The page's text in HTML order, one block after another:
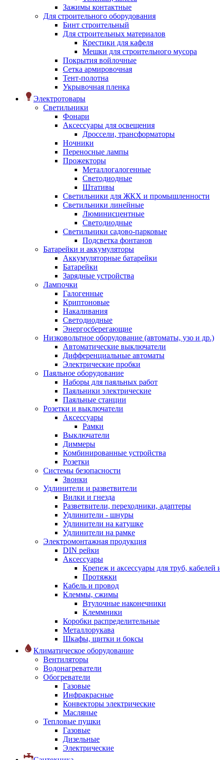
Зажимы контактные
Для строительного оборудования
Бинт строительный
Для строительных материалов
Крестики для кафеля
Мешки для строительного мусора
Покрытия войлочные
Сетка армировочная
Тент-полотна
Укрывочная пленка
Электротовары
Светильники
Фонари
Аксессуары для освещения
Дроссели, трансформаторы
Ночники
Переносные лампы
Прожекторы
Металлогалогенные
Светодиодные
Штативы
Светильники для ЖКХ и промышленности
Светильники линейные
Люминисцентные
Светодиодные
Светильники садово-парковые
Подсветка фонтанов
Батарейки и аккумуляторы
Аккумуляторные батарейки
Батарейки
Зарядные устройства
Лампочки
Галогенные
Криптоновые
Накаливания
Светодиодные
Энергосберегающие
Низковольтное оборудование (автоматы, узо и др.)
Автоматические выключатели
Дифференциальные автоматы
Электрические пробки
Паяльное оборудование
Наборы для паяльных работ
Паяльники электрические
Паяльные станции
Розетки и выключатели
Аксессуары
Рамки
Выключатели
Диммеры
Комбинированные устройства
Розетки
Системы безопасности
Звонки
Удлинители и разветвители
Вилки и гнезда
Разветвители, переходники, адаптеры
Удлинители - шнуры
Удлинители на катушке
Удлинители на рамке
Электромонтажная продукция
DIN рейки
Аксессуары
Крепеж и аксессуары для труб, кабелей
Протяжки
Кабель и провод
Клеммы, сжимы
Втулочные наконечники
Клеммники
Коробки распределительные
Металлорукава
Шкафы, щитки и боксы
Климатическое оборудование
Вентиляторы
Водонагреватели
Обогреватели
Газовые
Инфракрасные
Конвекторы электрические
Масляные
Тепловые пушки
Газовые
Дизельные
Электрические